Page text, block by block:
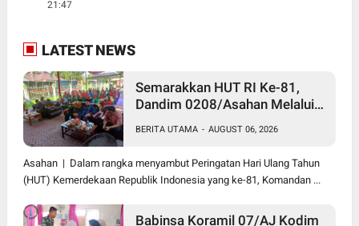
21:47
LATEST NEWS
Semarakkan HUT RI Ke-81,
Dandim 0208/Asahan Melalui
Darah di Kantor Kemenag
Asahan
BERITA UTAMA - AUGUST 06, 2026
Asahan | Dalam rangka menyambut Peringatan Hari Ulang Tahun
(HUT) Kemerdekaan Republik Indonesia yang ke-81, Komandan ...
Babinsa Koramil 07/AJ Kodim